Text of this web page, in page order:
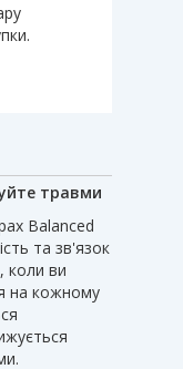
травми
Balanced
та зв'язок
коли ви
на кожному